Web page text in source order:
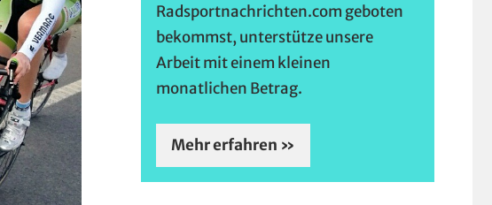
Radsportnachrichten.com geboten
bekommst, unterstütze unsere
Arbeit mit einem kleinen
monatlichen Betrag.
Mehr erfahren »